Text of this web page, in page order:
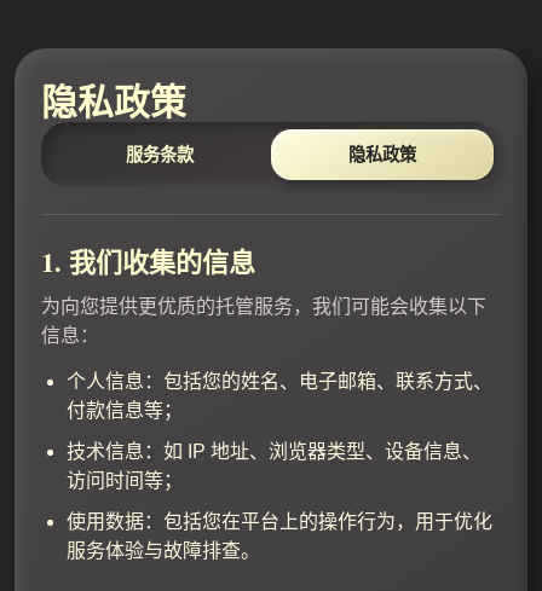
隐私政策
服务条款 隐私政策
1. 我们收集的信息
为向您提供更优质的托管服务，我们可能会收集以下
信息：
个人信息：包括您的姓名、电子邮箱、联系方式、
付款信息等；
技术信息：如 IP 地址、浏览器类型、设备信息、
访问时间等；
使用数据：包括您在平台上的操作行为，用于优化
服务体验与故障排查。